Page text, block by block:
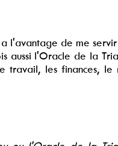
l'avantage de me
aussi l'Oracle de la
travail, les finances,